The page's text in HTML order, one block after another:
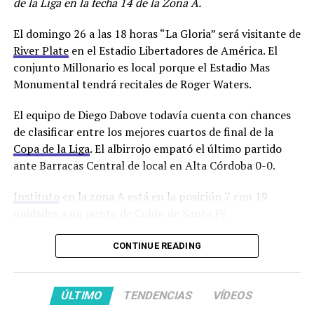
continuidad de Franco Jara. El delantero de 35 años
continuará al menos hasta diciembre de 2024.
Los jugadores entrenarán este viernes en doble turno y
trabajarán en Villa Esquiú hasta el sábado 30 inclusive
cuando serán licenciados hasta después de las fiestas de
fin de año para encarar la parte más dura de la
pretemporada.
¡Franco Jara sigue!
renovó su contrato con
#Belgrano, hasta diciembre
de 2024.
El domingo 26 a las 18 horas “La Gloria” será visitante de
River Plateen el Estadio Libertadores de América. El
conjunto Millonario es local porque el Estadio Mas
Monumental tendrá recitales de Roger Waters.
El equipo de Diego Dabove todavía cuenta con chances
de clasificar entre los mejores cuartos de final de la
Copa de la Liga. El albirrojo empató el último partido
ante Barracas Central de local en Alta Córdoba 0-0.
Instituto en la zona A está en la posición 7 con 19
El técnico que recibió ofertas de Racing Club y del
Sporting Cristal de Perú luego de mantener a Instituto
en Primera confirmó a los medios de prensa luego de la
práctica abierta que seguirá siendo el técnico de la
CONTINUE READING
ÚLTIMO TENDENCIAS VÍDEOS